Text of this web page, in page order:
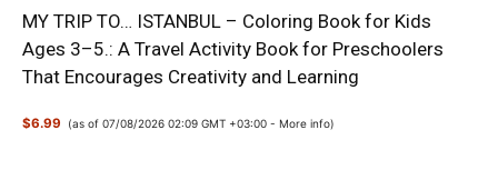
MY TRIP TO… ISTANBUL – Coloring Book for Kids
Ages 3–5.: A Travel Activity Book for Preschoolers
That Encourages Creativity and Learning
$6.99 (as of 07/08/2026 02:09 GMT +03:00 -More info)